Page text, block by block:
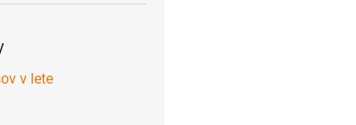
v lete